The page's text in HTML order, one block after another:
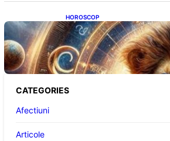
HOROSCOP
Portalul Leului 8/8:
Abundență pentru Cinci
CATEGORIES
Afectiuni
Articole